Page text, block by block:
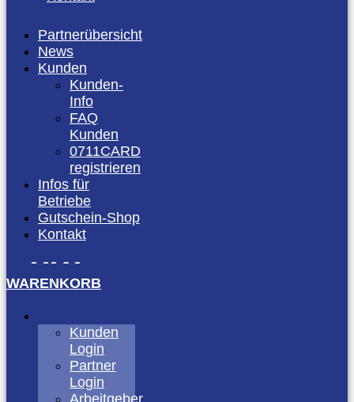
Partnerübersicht
News
Kunden
Kunden-
Info
FAQ
Kunden
0711CARD
registrieren
Infos für
Betriebe
Gutschein-Shop
Kontakt
0,00 € 0
WARENKORB
Kunden
Login
Partner
Login
Arbeitgeber